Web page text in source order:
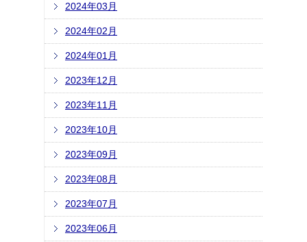
2024年03月
2024年02月
2024年01月
2023年12月
2023年11月
2023年10月
2023年09月
2023年08月
2023年07月
2023年06月